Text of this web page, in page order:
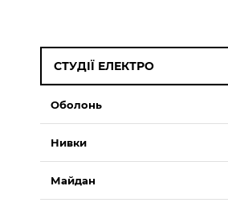
СТУДІЇ ЕЛЕКТРО
Оболонь
Нивки
Майдан